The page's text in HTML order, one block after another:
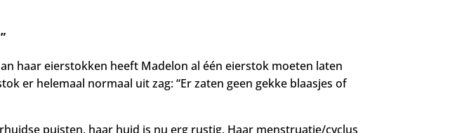
haar eierstokken heeft Madelon al één eierstok moeten laten
er helemaal normaal uit zag: “Er zaten geen gekke blaasjes of
puisten, haar huid is nu erg rustig. Haar menstruatie/cyclus